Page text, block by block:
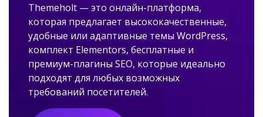
Themeholt — это онлайн-платформа,
которая предлагает высококачественные,
удобные или адаптивные темы WordPress,
комплект Elementors, бесплатные и
премиум-плагины SEO, которые идеально
подходят для любых возможных
требований посетителей.